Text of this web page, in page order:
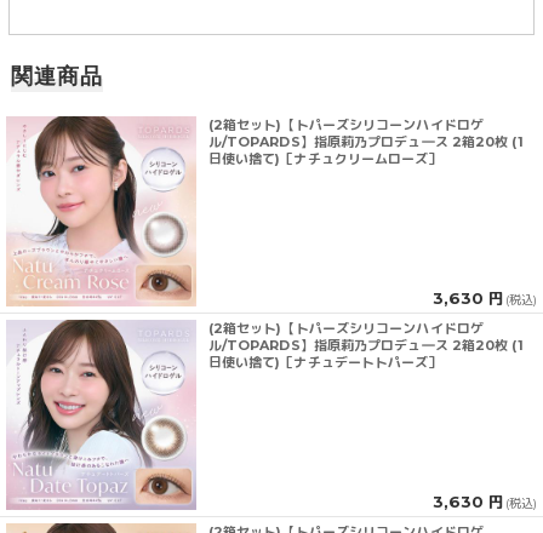
関連商品
(2箱セット)【トパーズシリコーンハイドロゲ
ル/TOPARDS】指原莉乃プロデュ―ス 2箱20枚 (1
日使い捨て)［ナチュクリームローズ］
3,630 円 (税込)
(2箱セット)【トパーズシリコーンハイドロゲ
ル/TOPARDS】指原莉乃プロデュ―ス 2箱20枚 (1
日使い捨て)［ナチュデートトパーズ］
3,630 円 (税込)